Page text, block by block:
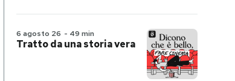
6 agosto 26 - 49 min
Tratto da una storia vera